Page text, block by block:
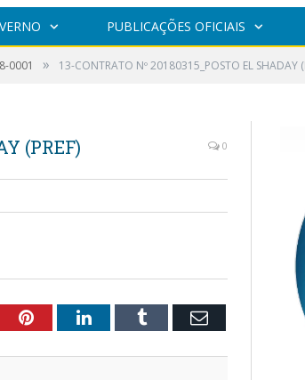
PUBLICAÇÕES OFICIAIS
0001 » 13-CONTRATO Nº 20180315_POSTO EL SHADAY
(PREF) 0
PinterestLinkedInTumblr Email